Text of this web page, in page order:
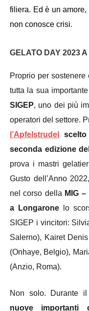
filiera. Ed è un
non conosce crisi.
GELATO DAY 2023 A
Proprio per
tutta la sua
SIGEP, uno dei più
operatori del settore.
l’Apfelstrudel
scelto
seconda edizione
prova i mastri
Gusto dell’Anno 2022,
nel corso della MIG
a Longarone lo
SIGEP i vincitori:
Salerno), Kairet
(Onhaye, Belgio),
(Anzio, Roma).
Non solo. Durante
nuove importanti